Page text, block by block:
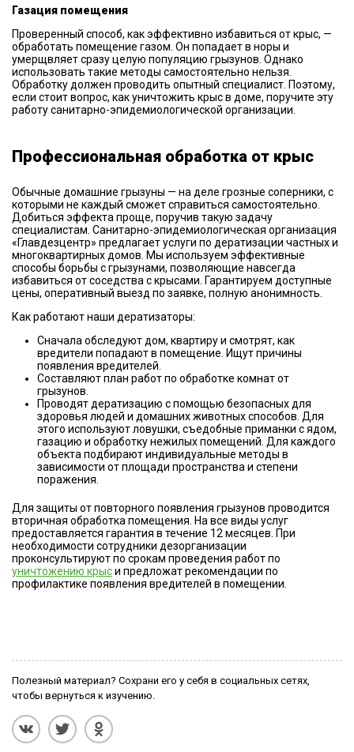
Газация помещения
Проверенный способ, как эффективно избавиться от крыс, —
обработать помещение газом. Он попадает в норы и
умерщвляет сразу целую популяцию грызунов. Однако
использовать такие методы самостоятельно нельзя.
Обработку должен проводить опытный специалист. Поэтому,
если стоит вопрос, как уничтожить крыс в доме, поручите эту
работу санитарно-эпидемиологической организации.
Профессиональная обработка от крыс
Обычные домашние грызуны — на деле грозные соперники, с
которыми не каждый сможет справиться самостоятельно.
Добиться эффекта проще, поручив такую задачу
специалистам. Санитарно-эпидемиологическая организация
«Главдезцентр» предлагает услуги по дератизации частных и
многоквартирных домов. Мы используем эффективные
способы борьбы с грызунами, позволяющие навсегда
избавиться от соседства с крысами. Гарантируем доступные
цены, оперативный выезд по заявке, полную анонимность.
Как работают наши дератизаторы:
Сначала обследуют дом, квартиру и смотрят, как
вредители попадают в помещение. Ищут причины
появления вредителей.
Составляют план работ по обработке комнат от
грызунов.
Проводят дератизацию с помощью безопасных для
здоровья людей и домашних животных способов. Для
этого используют ловушки, съедобные приманки с ядом,
газацию и обработку нежилых помещений. Для каждого
объекта подбирают индивидуальные методы в
зависимости от площади пространства и степени
поражения.
Для защиты от повторного появления грызунов проводится
вторичная обработка помещения. На все виды услуг
предоставляется гарантия в течение 12 месяцев. При
необходимости сотрудники дезорганизации
проконсультируют по срокам проведения работ по
уничтожению крыси предложат рекомендации по
профилактике появления вредителей в помещении.
Полезный материал? Сохрани его у себя в социальных сетях,
чтобы вернуться к изучению.